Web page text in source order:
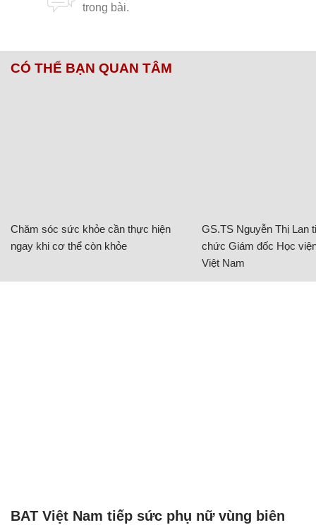
CÓ THỂ BẠN QUAN TÂM
Chăm sóc sức khỏe cần thực hiện
ngay khi cơ thể còn khỏe
GS.TS Nguyễn Thị Lan
chức Giám đốc Học
Việt Nam
BAT Việt Nam tiếp sức phụ nữ vùng biên